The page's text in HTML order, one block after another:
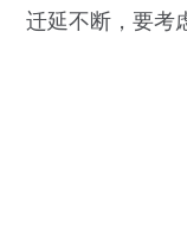
迁延不断，要考